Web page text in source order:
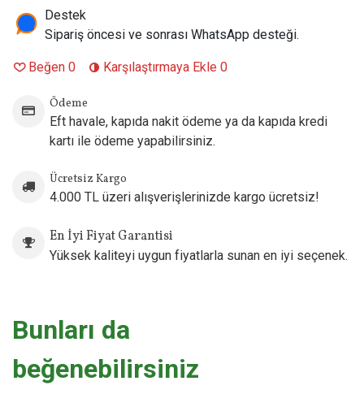
Kit,Swag 2 Kit,
Baby ve Joyetech ProC serisi coil kullanan diğer markaların
Önerilen Likit Tipi:Yüksek VG Oranlı Premium Freebase E-
Menşei:Çin (Orijinal Vaporesso)
Destek
Sipariş öncesi ve sonrası WhatsApp desteği.
Beğen 0 Karşılaştırmaya Ekle 0
Ödeme
Eft havale, kapıda nakit ödeme ya da kapıda kredi
kartı ile ödeme yapabilirsiniz.
Ücretsiz Kargo
4.000 TL üzeri alışverişlerinizde kargo ücretsiz!
En İyi Fiyat Garantisi
Yüksek kaliteyi uygun fiyatlarla sunan en iyi seçenek.
Bunları da
beğenebilirsiniz